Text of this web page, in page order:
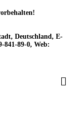
Deutschland, E-
841-89-0, Web: